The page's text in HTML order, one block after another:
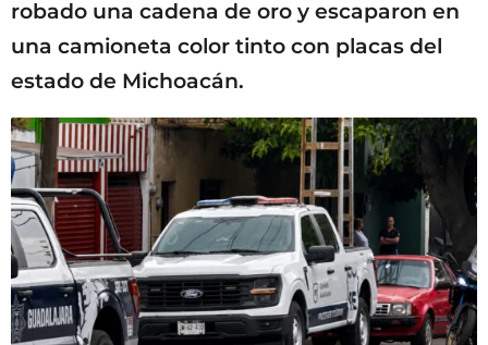
robado una cadena de oro y escaparon en
una camioneta color tinto con placas del
estado de Michoacán.